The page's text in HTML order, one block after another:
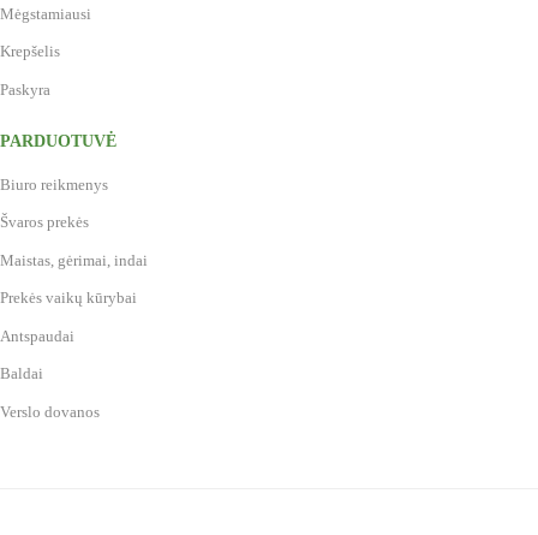
Mėgstamiausi
Krepšelis
Paskyra
PARDUOTUVĖ
Biuro reikmenys
Švaros prekės
Maistas, gėrimai, indai
Prekės vaikų kūrybai
Antspaudai
Baldai
Verslo dovanos